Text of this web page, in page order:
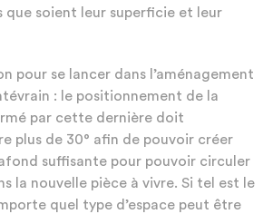
que soient leur superficie et leur
pour se lancer dans l’aménagement
: le positionnement de la
par cette dernière doit
plus de 30° afin de pouvoir créer
suffisante pour pouvoir circuler
la nouvelle pièce à vivre. Si tel est le
quel type d’espace peut être